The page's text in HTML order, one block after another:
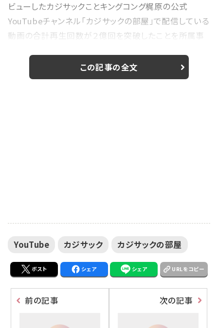
ビューしたカジサックことキングコング梶原の公式
YouTubeチャンネル「カジサックの部屋」で配信している
動画の合計再生回数が２億回を突破したことを所属事
でにチャンネル登録者数が100万人達成できない場合、
芸人を引退すると公表し、日々”カジサック”として、
この記事の全文
YouTube カジサック カジサックの部屋
ポスト シェア シェア URLをコピー
前の記事 次の記事